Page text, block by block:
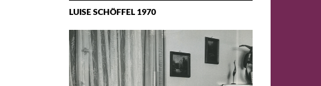
LUISE SCHÖFFEL 1970